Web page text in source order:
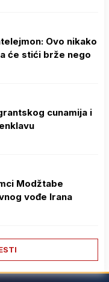
Ovo nikako
će stići brže nego
cunamija i
Modžtabe
vođe Irana